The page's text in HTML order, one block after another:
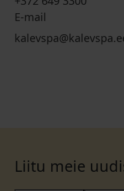
E-mail
Liitu meie